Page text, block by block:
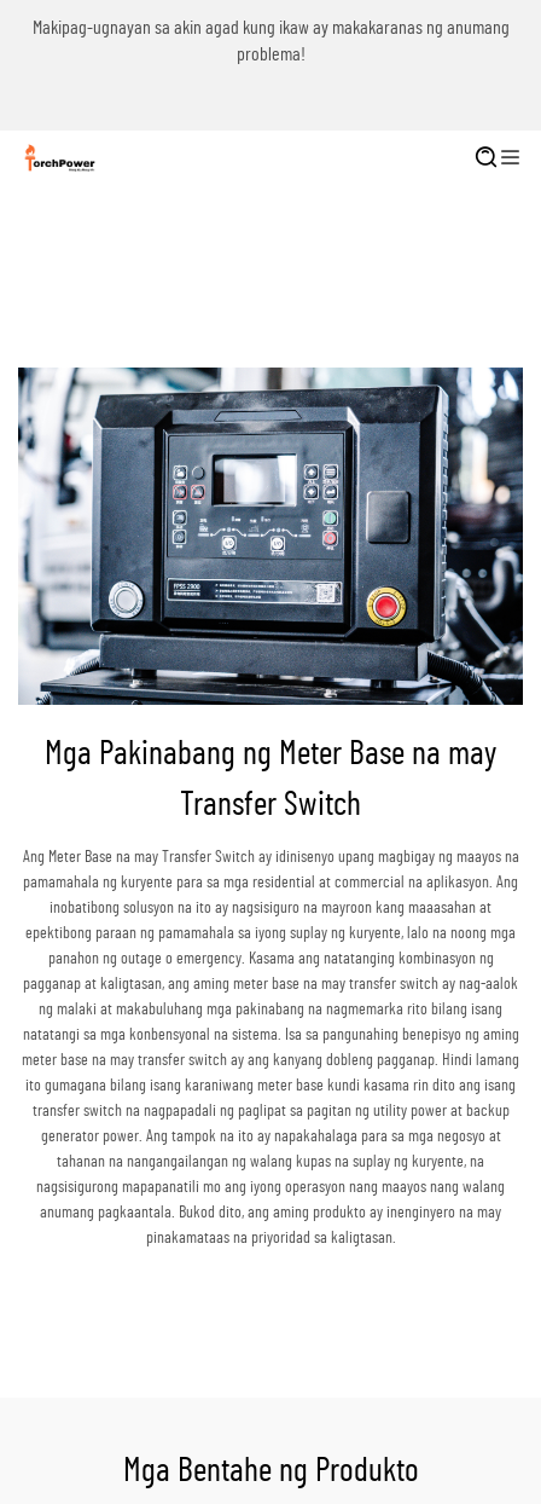
Makipag-ugnayan sa akin agad kung ikaw ay makakaranas ng anumang
problema!
Mga Pakinabang ng Meter Base na may
Transfer Switch
Ang Meter Base na may Transfer Switch ay idinisenyo upang magbigay ng maayos na
pamamahala ng kuryente para sa mga residential at commercial na aplikasyon. Ang
inobatibong solusyon na ito ay nagsisiguro na mayroon kang maaasahan at
epektibong paraan ng pamamahala sa iyong suplay ng kuryente, lalo na noong mga
panahon ng outage o emergency. Kasama ang natatanging kombinasyon ng
pagganap at kaligtasan, ang aming meter base na may transfer switch ay nag-aalok
ng malaki at makabuluhang mga pakinabang na nagmemarka rito bilang isang
natatangi sa mga konbensyonal na sistema. Isa sa pangunahing benepisyo ng aming
meter base na may transfer switch ay ang kanyang dobleng pagganap. Hindi lamang
ito gumagana bilang isang karaniwang meter base kundi kasama rin dito ang isang
transfer switch na nagpapadali ng paglipat sa pagitan ng utility power at backup
generator power. Ang tampok na ito ay napakahalaga para sa mga negosyo at
tahanan na nangangailangan ng walang kupas na suplay ng kuryente, na
nagsisigurong mapapanatili mo ang iyong operasyon nang maayos nang walang
anumang pagkaantala. Bukod dito, ang aming produkto ay inenginyero na may
pinakamataas na priyoridad sa kaligtasan.
Mga Bentahe ng Produkto